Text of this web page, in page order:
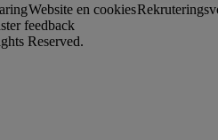
Website en cookies
feedback